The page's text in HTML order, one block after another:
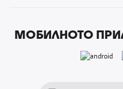
МОБИЛНОТО